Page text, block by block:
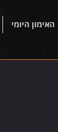
האימון היומי